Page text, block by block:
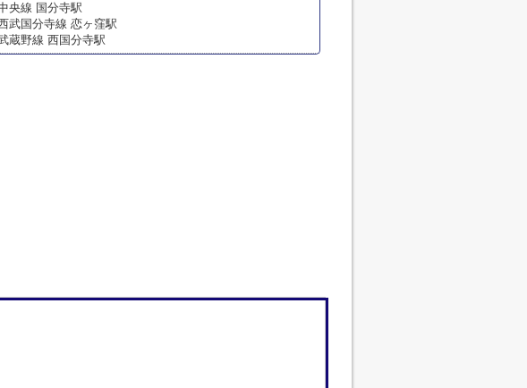
央線 国分寺駅
武国分寺線 恋ヶ窪駅
蔵野線 西国分寺駅